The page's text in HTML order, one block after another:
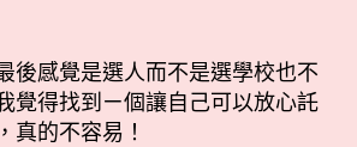
後感覺是選人而不是選學校也不
覺得找到ㄧ個讓自己可以放心託
真的不容易！